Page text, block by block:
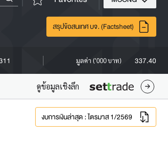
สรุปข้อสนเทศ บจ. (Factsheet)
มูลค่า ('000 บาท) 337.40
ดูข้อมูลเชิงลึก
งบการเงินล่าสุด : ไตรมาส 1/2569